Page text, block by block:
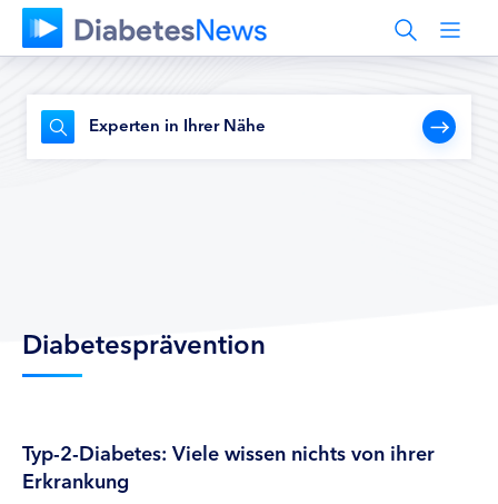
Experten in Ihrer Nähe
Diabetesprävention
Typ-2-Diabetes: Viele wissen nichts von ihrer
Erkrankung